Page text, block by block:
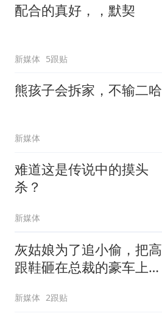
配合的真好，，默契
新媒体 5跟贴
熊孩子会拆家，不输二哈
新媒体
难道这是传说中的摸头
杀？
新媒体
灰姑娘为了追小偷，把高
跟鞋砸在总裁的豪车上，
新媒体 2跟贴